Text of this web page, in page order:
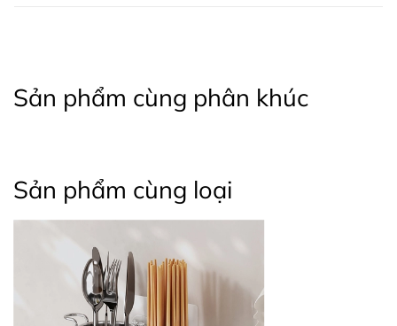
Sản phẩm cùng phân khúc
Sản phẩm cùng loại